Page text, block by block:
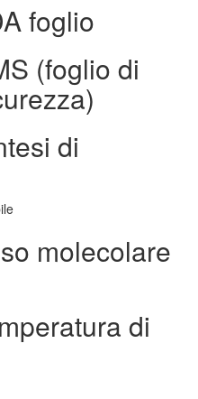
foglio
(foglio di
di
molecolare
di